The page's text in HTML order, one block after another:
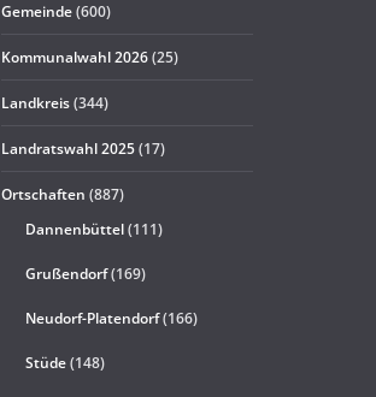
Gemeinde(600)
Kommunalwahl 2026(25)
Landkreis(344)
Landratswahl 2025(17)
Ortschaften (887)
Dannenbüttel(111)
Grußendorf(169)
Neudorf-Platendorf(166)
Stüde(148)